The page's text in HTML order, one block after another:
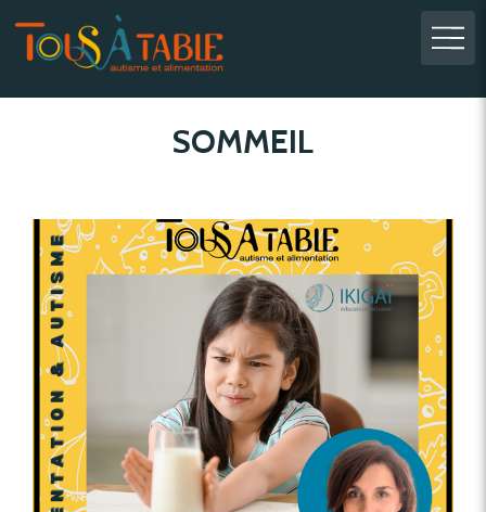
SOMMEIL